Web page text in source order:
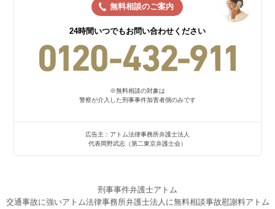
無料相談のご案内
24時間いつでもお問い合わせください
刑事事件弁護士アトム
交通事故に強いアトム法律事務所弁護士法人に無料相談事故慰謝料アトム